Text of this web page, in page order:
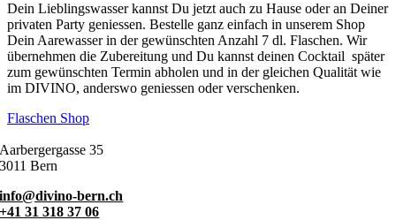
Dein Lieblingswasser kannst Du jetzt auch zu Hause oder an Deiner
privaten Party geniessen. Bestelle ganz einfach in unserem Shop
Dein Aarewasser in der gewünschten Anzahl 7 dl. Flaschen. Wir
übernehmen die Zubereitung und Du kannst deinen Cocktail später
zum gewünschten Termin abholen und in der gleichen Qualität wie
im DIVINO, anderswo geniessen oder verschenken.
Flaschen Shop
Aarbergergasse 35
3011 Bern
info@divino-bern.ch
+41 31 318 37 06